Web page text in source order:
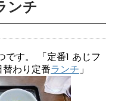
ンチ
です。 「定番1 あじフ
替わり定番ランチ 」